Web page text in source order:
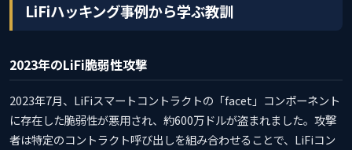
LiFiハッキング事例から学ぶ教訓
2023年のLiFi脆弱性攻撃
2023年7月、LiFiスマートコントラクトの「facet」コンポーネント
に存在した脆弱性が悪用され、約600万ドルが盗まれました。攻撃
者は特定のコントラクト呼び出しを組み合わせることで、LiFiコン